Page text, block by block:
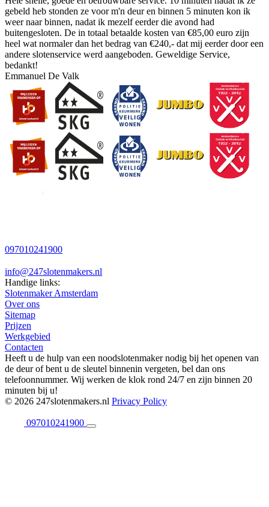
gebeld heb stonden ze voor m'n deur en binnen 5 minuten kon ik
weer naar binnen, nadat ik mezelf eerder die avond had
buitengesloten. De in totaal betaalde kosten van €85,00 euro zijn
heel wat normaler dan het bedrag van €240,- dat mij eerder door een
andere slotenservice werd aangeboden. Geweldige Service,
bedankt!
Emmanuel De Valk
097010241900
info@247slotenmakers.nl
Handige links:
Slotenmaker Amsterdam
Over ons
Sitemap
Prijzen
Werkgebied
Contacten
Heeft u de hulp van een noodslotenmaker nodig bij het openen van
de deur of bent u de sleutel binnenin vergeten, bel dan ons
telefoonnummer. Wij werken de klok rond 24/7 en zijn binnen 20
minuten bij u!
© 2026 247slotenmakers.nl Privacy Policy
097010241900